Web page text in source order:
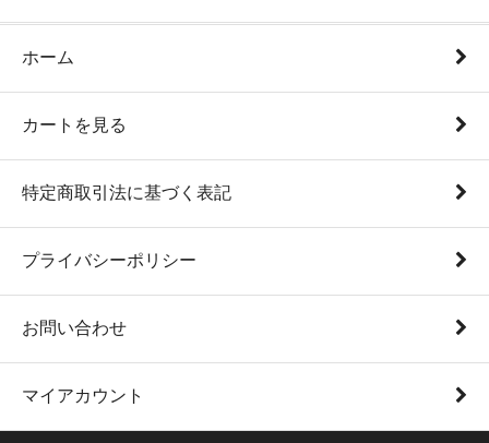
ホーム
カートを見る
特定商取引法に基づく表記
プライバシーポリシー
お問い合わせ
マイアカウント